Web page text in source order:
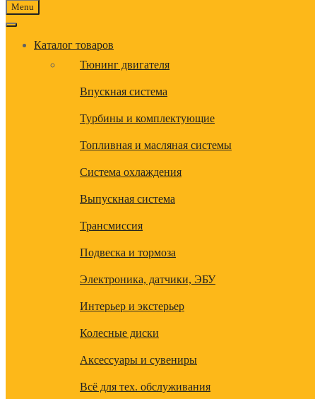
Menu
Каталог товаров
Тюнинг двигателя
Впускная система
Турбины и комплектующие
Топливная и масляная системы
Система охлаждения
Выпускная система
Трансмиссия
Подвеска и тормоза
Электроника, датчики, ЭБУ
Интерьер и экстерьер
Колесные диски
Аксессуары и сувениры
Всё для тех. обслуживания